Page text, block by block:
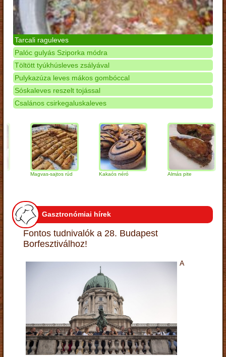
Tarcali raguleves
Palóc gulyás Sziporka módra
Töltött tyúkhúsleves zsályával
Pulykazúza leves mákos gombóccal
Sóskaleves reszelt tojással
Csalános csirkegaluskaleves
Magvas-sajtos rúd Kakaós néró Almás pite
Gasztronómiai hírek
Fontos tudnivalók a 28. Budapest
Borfesztiválhoz!
A